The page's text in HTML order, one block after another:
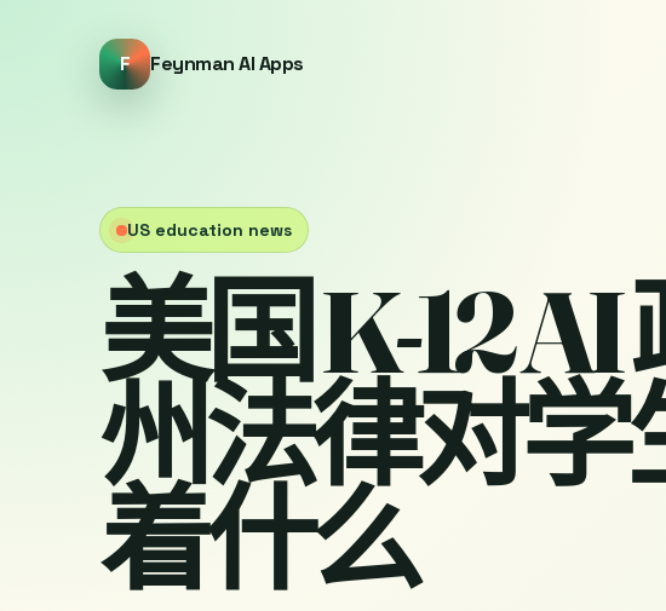
F Feynman AI Apps
US education news
美国 K-12
州法律对
着什么